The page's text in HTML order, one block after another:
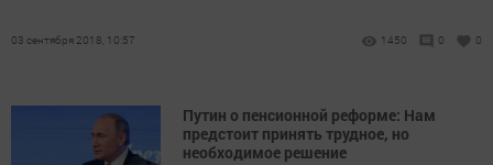
03 сентября 2018, 10:57 1450 0 0
Путин о пенсионной реформе: Нам
предстоит принять трудное, но
необходимое решение